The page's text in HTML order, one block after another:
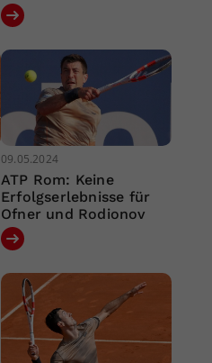
09.05.2024
ATP Rom: Keine
Erfolgserlebnisse für
Ofner und Rodionov